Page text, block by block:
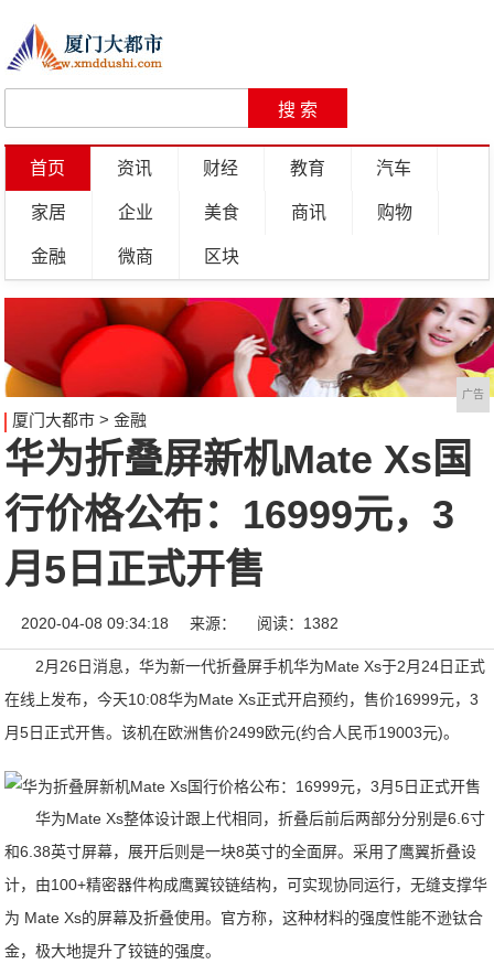
首页 资讯 财经 教育 汽车
家居 企业 美食 商讯 购物
金融 微商 区块
广告
厦门大都市> 金融
华为折叠屏新机Mate Xs国
行价格公布：16999元，3
月5日正式开售
2020-04-08 09:34:18 来源： 阅读：1382
2月26日消息，华为新一代折叠屏手机华为Mate Xs于2月24日正式
在线上发布，今天10:08华为Mate Xs正式开启预约，售价16999元，3
月5日正式开售。该机在欧洲售价2499欧元(约合人民币19003元)。
华为Mate Xs整体设计跟上代相同，折叠后前后两部分分别是6.6寸
和6.38英寸屏幕，展开后则是一块8英寸的全面屏。采用了鹰翼折叠设
计，由100+精密器件构成鹰翼铰链结构，可实现协同运行，无缝支撑华
为 Mate Xs的屏幕及折叠使用。官方称，这种材料的强度性能不逊钛合
金，极大地提升了铰链的强度。